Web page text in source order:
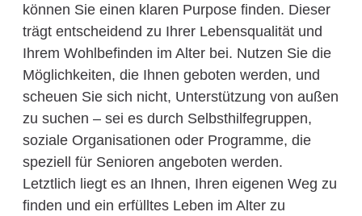
können Sie einen klaren Purpose finden. Dieser
trägt entscheidend zu Ihrer Lebensqualität und
Ihrem Wohlbefinden im Alter bei. Nutzen Sie die
Möglichkeiten, die Ihnen geboten werden, und
scheuen Sie sich nicht, Unterstützung von außen
zu suchen – sei es durch Selbsthilfegruppen,
soziale Organisationen oder Programme, die
speziell für Senioren angeboten werden.
Letztlich liegt es an Ihnen, Ihren eigenen Weg zu
finden und ein erfülltes Leben im Alter zu